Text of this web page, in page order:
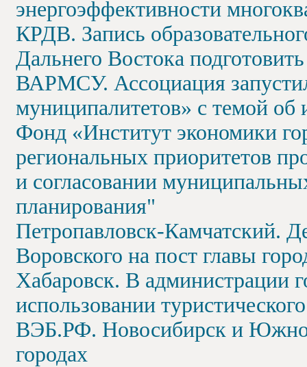
энергоэффективности
КРДВ. Запись
Дальнего Востока
ВАРМСУ. Ассоциация
муниципалитетов» с темой об
Фонд «Институт экономики
региональных приоритетов
и согласовании
планирования"
Петропавловск-Камчатский.
Воровского на пост главы
Хабаровск. В администрации
использовании
ВЭБ.РФ. Новосибирск и
городах